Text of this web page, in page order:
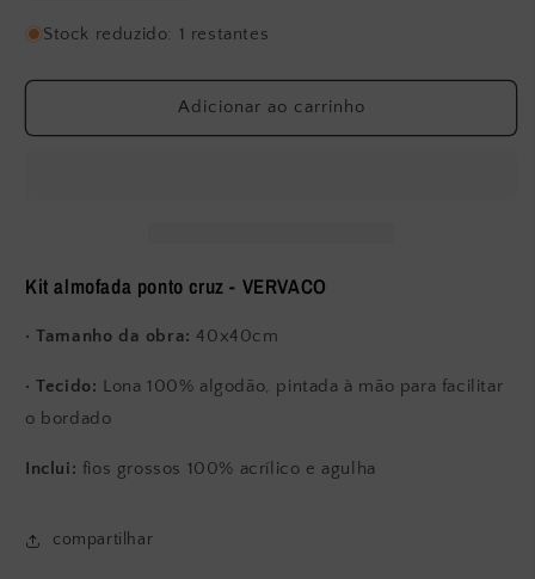
a
quantidade
Almofada
Cruz
a
quantidade
Almofada
Ponto
Cruz
Stock reduzido: 1 restantes
Adicionar ao carrinho
Kit almofada ponto cruz - VERVACO
· Tamanho da obra: 40x40cm
· Tecido: Lona 100% algodão, pintada à mão para facilitar
o bordado
Inclui: fios grossos 100% acrílico e agulha
compartilhar